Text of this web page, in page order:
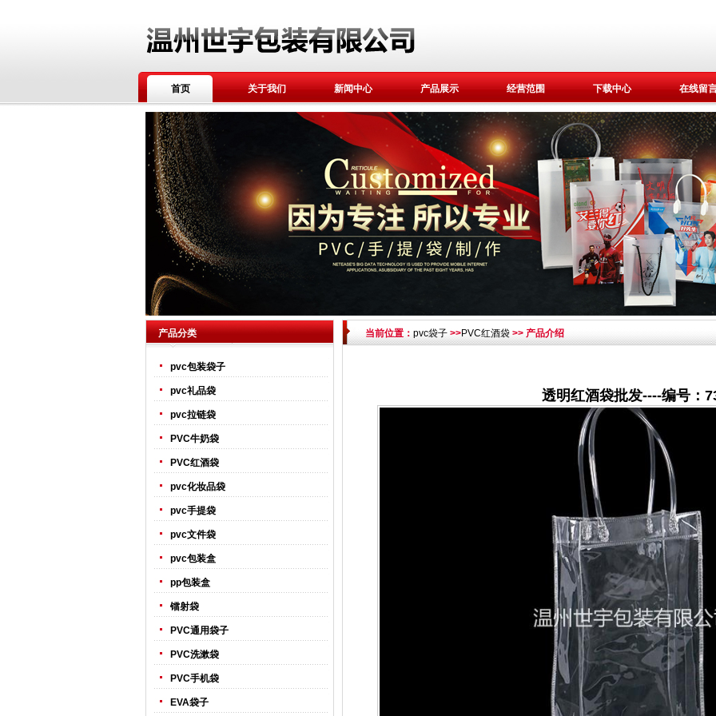
首页 关于我们 新闻中心 产品展示 经营范围 下载中心 在线留
产品分类
pvc包装袋子
pvc礼品袋
pvc拉链袋
PVC牛奶袋
PVC红酒袋
pvc化妆品袋
pvc手提袋
pvc文件袋
pvc包装盒
pp包装盒
镭射袋
PVC通用袋子
PVC洗漱袋
PVC手机袋
EVA袋子
当前位置： pvc袋子 >>PVC红酒袋 >> 产品介绍
透明红酒袋批发----编号：